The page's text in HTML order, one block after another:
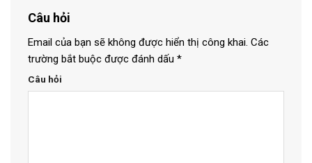
Câu hỏi
Email của bạn sẽ không được hiển thị công khai. Các
trường bắt buộc được đánh dấu *
Câu hỏi